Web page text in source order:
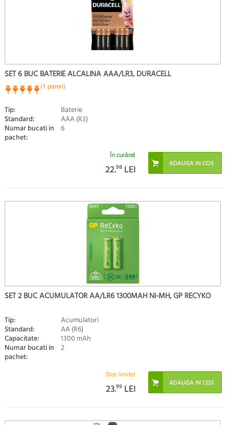
SET 6 BUC BATERIE ALCALINA AAA/LR3, DURACELL
(1 pareri)
Tip: Baterie
Standard: AAA (R3)
Numar bucati in
pachet:
6
În curând
22.98 LEI
SET 2 BUC ACUMULATOR AA/LR6 1300MAH NI-MH, GP RECYKO
Tip: Acumulatori
Standard: AA (R6)
Capacitate: 1300 mAh
Numar bucati in
pachet:
2
Stoc limitat
23.99 LEI